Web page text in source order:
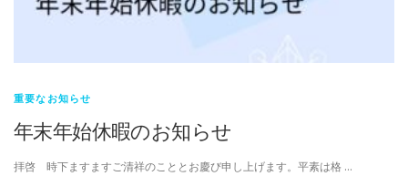
重要なお知らせ
年末年始休暇のお知らせ
拝啓 時下ますますご清祥のこととお慶び申し上げます。平素は格 …